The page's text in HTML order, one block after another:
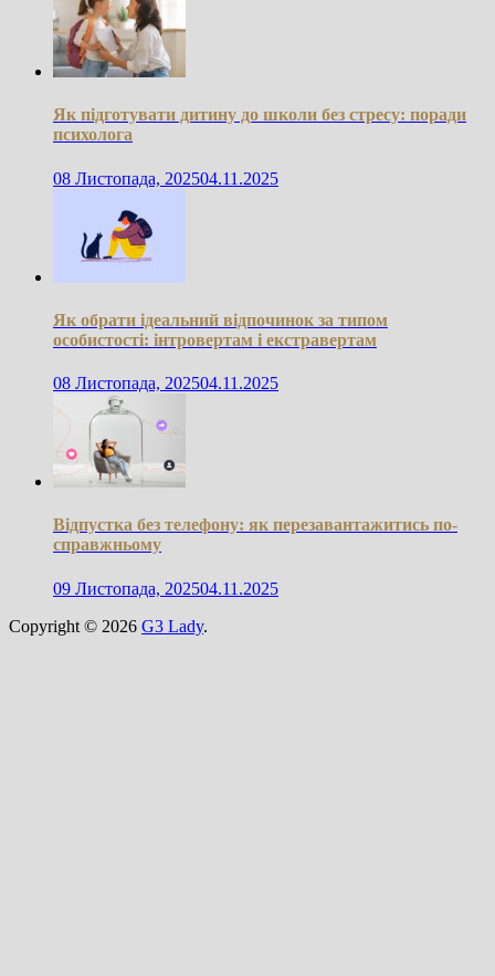
Як підготувати дитину до школи без стресу: поради
психолога
08 Листопада, 202504.11.2025
Як обрати ідеальний відпочинок за типом
особистості: інтровертам і екстравертам
08 Листопада, 202504.11.2025
Відпустка без телефону: як перезавантажитись по-
справжньому
09 Листопада, 202504.11.2025
Copyright © 2026 G3 Lady.